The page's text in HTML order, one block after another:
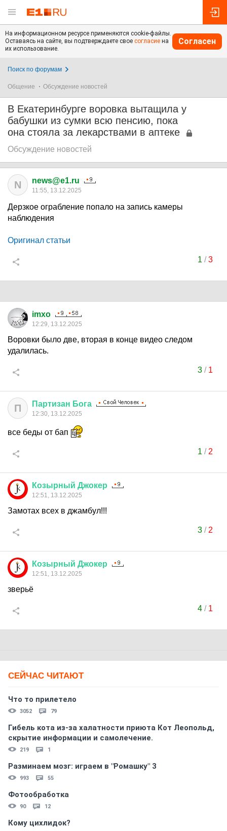
На информационном ресурсе применяются cookie-файлы.
Оставаясь на сайте, вы подтверждаете свое согласие на
их использование.
Согласен
Поиск по форумам
Общение Обсуждение новостей
В Екатеринбурге воровка вытащила у
бабушки из сумки всю пенсию, пока
она стояла за лекарствами в аптеке
Обсуждение новостей
N news@e1.ru
11:55, 13.12.2025
Дерзкое ограбление попало на запись камеры
наблюдения
Оригинал статьи
1 /3
imxo
12:29, 13.12.2025
Воровки было две, вторая в конце видео следом
удалилась.
3/ 1
П Партизан Бога
12:30, 13.12.2025
все беды от бап
1 / 2
Козырный Джокер
12:51, 13.12.2025
Замотах всех в джамбул!!!
3/ 2
Козырный Джокер
12:51, 13.12.2025
зверьё
4/ 1
СЕЙЧАС ЧИТАЮТ
Что то прилетело
3052 79
Гибель кота из-за халатности приюта Кот Леопольд,
скрытиe информации и самолечение.
219 1
Разминаем мозг: играем в "Ромашку" 3
993 55
Фотообработка
90 12
Кому цихлидок?